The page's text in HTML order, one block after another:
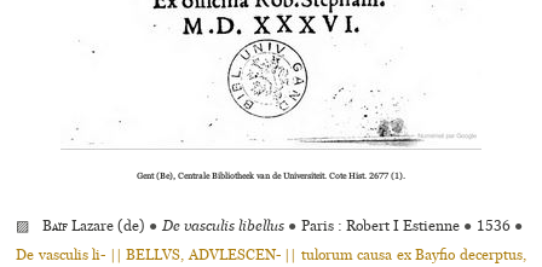
Gent (Be), Centrale Bibliotheek van de Universiteit. Cote Hist. 2677 (1).
▨Baïf Lazare (de) ● De vasculis libellus ● Paris : Robert I Estienne ● 1536 ●
De vasculis li- || BELLVS, ADVLESCEN- || tulorum causa ex Bayfio decerptus,